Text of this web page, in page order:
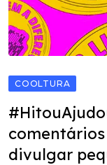
COOLTURA
divulgar